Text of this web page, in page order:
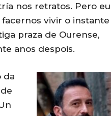
nos retratos. Pero eu
vivir o instante
praza de Ourense,
anos despois.
da